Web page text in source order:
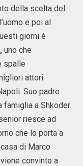
della scelta del
e poi al
giorni è
uno che
spalle
attori
Suo padre
famiglia a Shkoder.
riesce ad
che lo porta a
di Marco
convinto a